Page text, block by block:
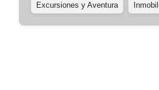
Excursiones y Aventura